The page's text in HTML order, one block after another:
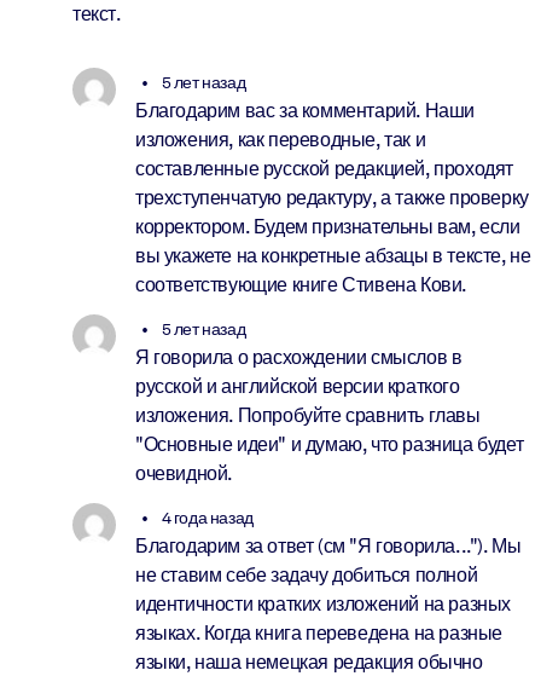
текст.
5 лет назад
Благодарим вас за комментарий. Наши
изложения, как переводные, так и
составленные русской редакцией, проходят
трехступенчатую редактуру, а также проверку
корректором. Будем признательны вам, если
вы укажете на конкретные абзацы в тексте, не
соответствующие книге Стивена Кови.
5 лет назад
Я говорила о расхождении смыслов в
русской и английской версии краткого
изложения. Попробуйте сравнить главы
"Основные идеи" и думаю, что разница будет
очевидной.
4 года назад
Благодарим за ответ (см "Я говорила..."). Мы
не ставим себе задачу добиться полной
идентичности кратких изложений на разных
языках. Когда книга переведена на разные
языки, наша немецкая редакция обычно